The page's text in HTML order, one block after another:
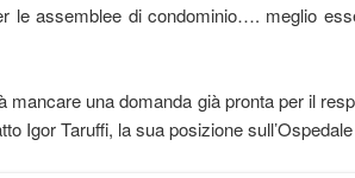
le assemblee di condominio…. meglio
mancare una domanda già pronta per il
Igor Taruffi, la sua posizione